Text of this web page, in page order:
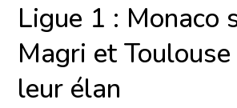
Ligue 1 : Monaco
Magri et
leur élan